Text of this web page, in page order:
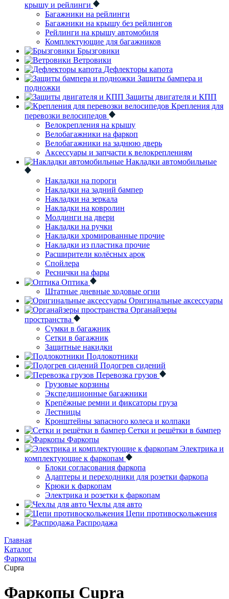
крышу и рейлинги
Багажники на рейлинги
Багажники на крышу без рейлингов
Рейлинги на крышу автомобиля
Комплектующие для багажников
Брызговики
Ветровики
Дефлекторы капота
Защиты бампера и
подножки
Защиты двигателя и КПП
Крепления для
перевозки велосипедов
Велокрепления на крышу
Велобагажники на фаркоп
Велобагажники на заднюю дверь
Аксессуары и запчасти к велокреплениям
Накладки автомобильные
Накладки на пороги
Накладки на задний бампер
Накладки на зеркала
Накладки на ковролин
Молдинги на двери
Накладки на ручки
Накладки хромированные прочие
Накладки из пластика прочие
Расширители колёсных арок
Спойлера
Реснички на фары
Оптика
Штатные дневные ходовые огни
Оригинальные аксессуары
Органайзеры
пространства
Сумки в багажник
Сетки в багажник
Защитные накидки
Подлокотники
Подогрев сидений
Перевозка грузов
Грузовые корзины
Экспедиционные багажники
Крепёжные ремни и фиксаторы груза
Лестницы
Кронштейны запасного колеса и колпаки
Сетки и решётки в бампер
Фаркопы
Электрика и
комплектующие к фаркопам
Блоки согласования фаркопа
Адаптеры и переходники для розетки фаркопа
Крюки к фаркопам
Электрика и розетки к фаркопам
Чехлы для авто
Цепи противоскольжения
Распродажа
Главная
Каталог
Фаркопы
Cupra
Фаркопы Cupra